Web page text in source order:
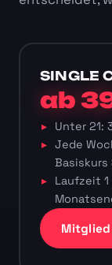
SINGLE
ab
Unter 21:
Jede
Basiskurs
Laufzeit